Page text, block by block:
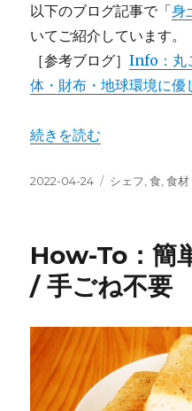
以下のブログ記事で「身
いてご紹介しています。
［参考ブログ］Info：丸
体・財布・地球環境に優
“How-To：持続可能な
続きを読む
投
2022-04-24
カ
ー
シェフ ,食 ,食材
How-To：簡
/ 手ごね不要